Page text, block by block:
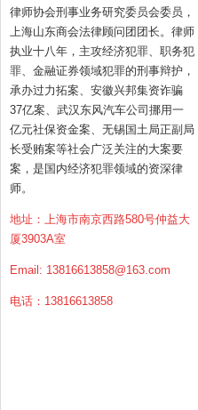
律师协会刑事业务研究委员会委员，
上海山东商会法律顾问团团长。律师
执业十八年，主攻经济犯罪、职务犯
罪、金融证券领域犯罪的刑事辩护，
承办过力拓案、安徽兴邦集资诈骗
37亿案、武汉东风汽车公司挪用一
亿元社保资金案、无锡国土局正副局
长受贿案等社会广泛关注的大案要
案，是国内经济犯罪领域的资深律
师。
地址：上海市南京西路580号仲益大
厦3903A室
Email: 13816613858@163.com
电话：13816613858